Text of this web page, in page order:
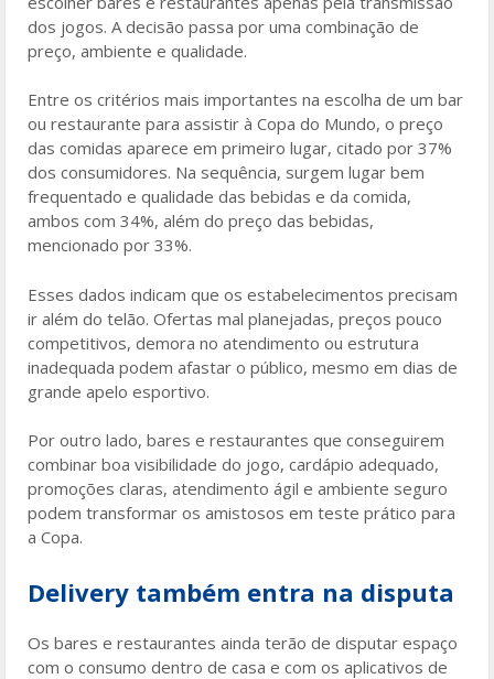
dos jogos. A decisão passa por uma combinação de
preço, ambiente e qualidade.
Entre os critérios mais importantes na escolha de um bar
ou restaurante para assistir à Copa do Mundo, o preço
das comidas aparece em primeiro lugar, citado por 37%
dos consumidores. Na sequência, surgem lugar bem
frequentado e qualidade das bebidas e da comida,
ambos com 34%, além do preço das bebidas,
mencionado por 33%.
Esses dados indicam que os estabelecimentos precisam
ir além do telão. Ofertas mal planejadas, preços pouco
competitivos, demora no atendimento ou estrutura
inadequada podem afastar o público, mesmo em dias de
grande apelo esportivo.
Por outro lado, bares e restaurantes que conseguirem
combinar boa visibilidade do jogo, cardápio adequado,
promoções claras, atendimento ágil e ambiente seguro
podem transformar os amistosos em teste prático para
a Copa.
Delivery também entra na disputa
Os bares e restaurantes ainda terão de disputar espaço
com o consumo dentro de casa e com os aplicativos de